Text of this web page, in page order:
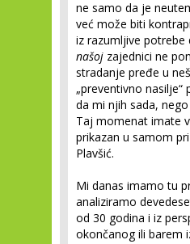
ne samo da je
već može biti
iz razumljive potrebe
našoj zajednici ne
stradanje pređe u
„preventivno nasilje“
da mi njih sada,
Taj momenat imate
prikazan u samom
Plavšić.
Mi danas imamo tu
analiziramo
od 30 godina i iz
okončanog ili barem